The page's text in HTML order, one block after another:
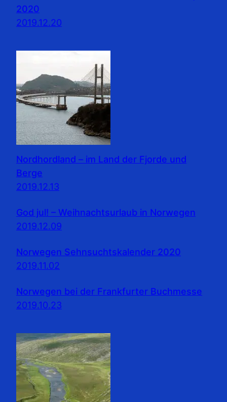
2020
2019.12.20
Nordhordland – im Land der Fjorde und
Berge
2019.12.13
God jul! – Weihnachtsurlaub in Norwegen
2019.12.09
Norwegen Sehnsuchtskalender 2020
2019.11.02
Norwegen bei der Frankfurter Buchmesse
2019.10.23